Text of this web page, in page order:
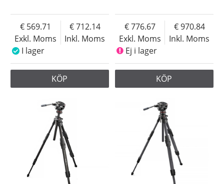
Exkl. Moms
569.71
Inkl. Moms
712.14
I lager
KÖP
Exkl. Moms
776.67
Inkl. Moms
970.84
Ej i lager
KÖP